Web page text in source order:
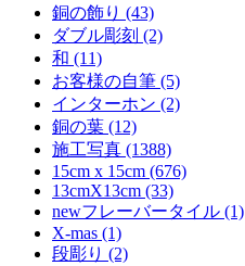
銅の飾り (43)
ダブル彫刻 (2)
和 (11)
お客様の自筆 (5)
インターホン (2)
銅の葉 (12)
施工写真 (1388)
15cm x 15cm (676)
13cmX13cm (33)
newフレーバータイル (1)
X-mas (1)
段彫り (2)